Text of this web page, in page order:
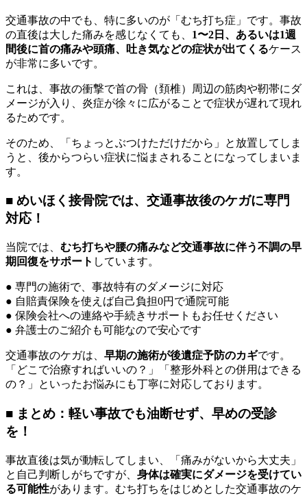
交通事故の中でも、特に多いのが「むち打ち症」です。事故
の直後は大した痛みを感じなくても、 1〜2日、あるいは1週
間後に首の痛みや頭痛、吐き気などの症状が出てくるケース
が非常に多いです。
これは、事故の衝撃で首の骨（頚椎）周辺の筋肉や靭帯にダ
メージが入り、炎症が徐々に広がることで症状が遅れて現れ
るためです。
そのため、「ちょっとぶつけただけだから」と放置してしま
うと、後からつらい症状に悩まされることになってしまいま
す。
■ めいほく接骨院では、交通事故後のケガに専門
対応！
当院では、 むち打ちや腰の痛みなど交通事故に伴う不調の早
期回復をサポート しています。
● 専門の施術で、事故特有のダメージに対応
● 自賠責保険を使えば自己負担0円で通院可能
● 保険会社への連絡や手続きサポートもお任せください
● 弁護士のご紹介も可能なので安心です
交通事故のケガは、 早期の施術が後遺症予防のカギです。
「どこで治療すればいいの？」「整形外科との併用はできる
の？」といったお悩みにも丁寧に対応しております。
■ まとめ：軽い事故でも油断せず、早めの受診
を！
事故直後は気が動転してしまい、「痛みがないから大丈夫」
と自己判断しがちですが、 身体は確実にダメージを受けてい
る可能性があります。むち打ちをはじめとした交通事故のケ